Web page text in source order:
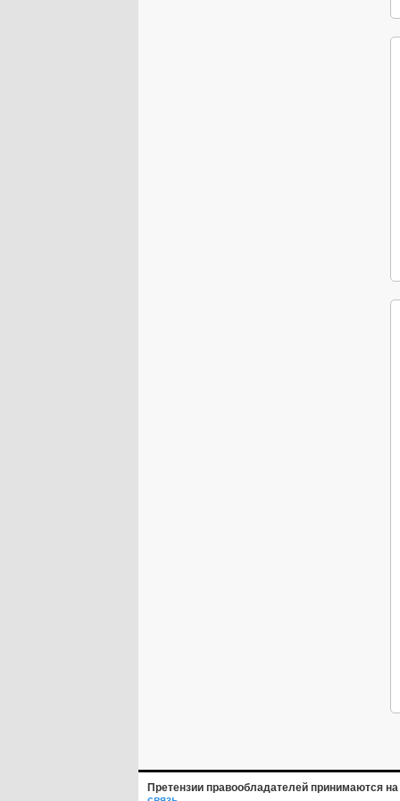
Претензии правообладателей принимаются